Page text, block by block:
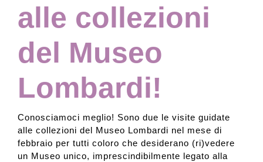
alle collezioni
del Museo
Lombardi!
Conosciamoci meglio! Sono due le visite guidate
alle collezioni del Museo Lombardi nel mese di
febbraio per tutti coloro che desiderano (ri)vedere
un Museo unico, imprescindibilmente legato alla